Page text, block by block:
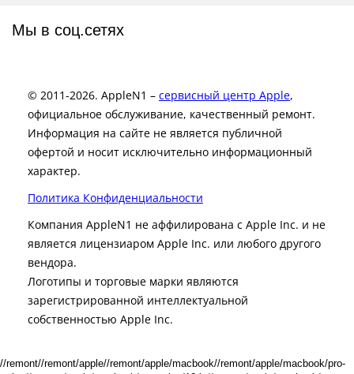
Мы в соц.сетях
© 2011-2026. AppleN1 – сервисный центр Apple,
официальное обслуживание, качественный ремонт.
Информация на сайте не является публичной
офертой и носит исключительно информационный
характер.
Политика Конфиденциальности
Компания AppleN1 не аффилирована c Apple Inc. и не
является лицензиаром Apple Inc. или любого другого
вендора.
Логотипы и торговые марки являются
зарегистрированной интеллектуальной
собственностью Apple Inc.
//remont//remont/apple//remont/apple/macbook//remont/apple/macbook/pro-